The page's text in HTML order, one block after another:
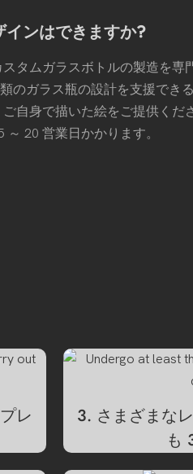
インはできますか?
タムガラスボトルの製造を専
のガラス瓶の設計を支援でき
ご自身で描いた絵をご提供くだ
～ 20 営業日かかります。
レ
3. さまざまな
も